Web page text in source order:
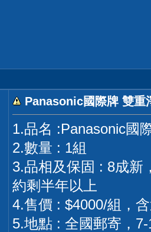
Panasonic國際牌 雙重
1.品名 :Panasonic國
2.數量 : 1組
3.品相及保固 : 8成新
約剩半年以上
4.售價 : $4000/組，
5.地點 : 全國郵寄，